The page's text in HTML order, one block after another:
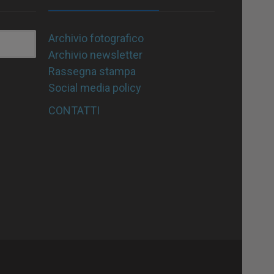
Archivio fotografico
Archivio newsletter
Rassegna stampa
Social media policy
CONTATTI